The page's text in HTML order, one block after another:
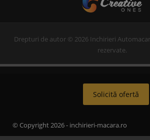
Drepturi de autor © 2026 Inchirieri
rezervate.
Solicită ofertă
© Copyright 2026 - inchirieri-macara.ro